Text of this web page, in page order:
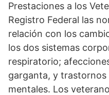
Prestaciones a los
Registro Federal las
relación con los
los dos sistemas
respiratorio;
garganta, y
mentales. Los